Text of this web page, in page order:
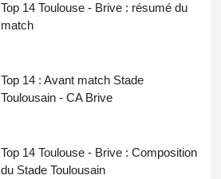
Top 14 Toulouse - Brive : résumé du
match
Top 14 : Avant match Stade
Toulousain - CA Brive
Top 14 Toulouse - Brive : Composition
du Stade Toulousain